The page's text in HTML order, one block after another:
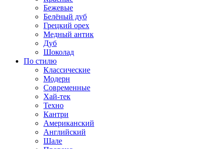
Бежевые
Белёный дуб
Грецкий орех
Медный антик
Дуб
Шоколад
По стилю
Классические
Модерн
Современные
Хай-тек
Техно
Кантри
Американский
Английский
Шале